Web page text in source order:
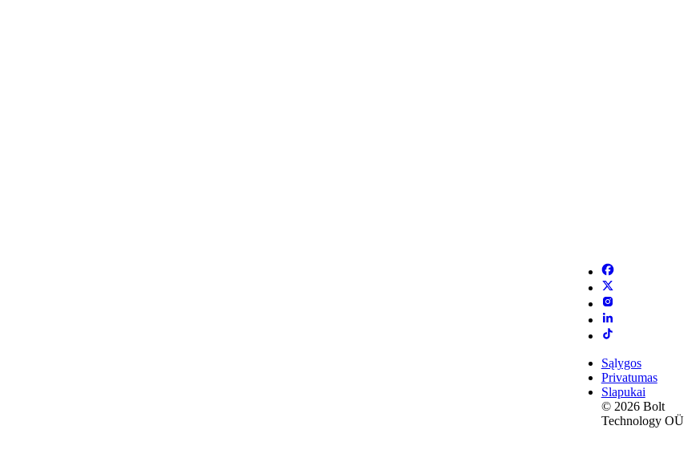
Sąlygos
Privatumas
Slapukai
© 2026 Bolt
Technology OÜ